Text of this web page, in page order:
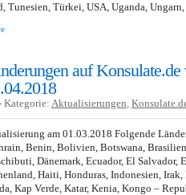
Tunesien, Türkei, USA, Uganda,
auf
Kategorie: Aktualisierungen,
am 01.03.2018 Folgende
Benin, Bolivien, Botswana,
Dänemark, Ecuador, El Salvador,
Haiti, Honduras, Indonesien,
Kap Verde, Katar, Kenia, Kongo –